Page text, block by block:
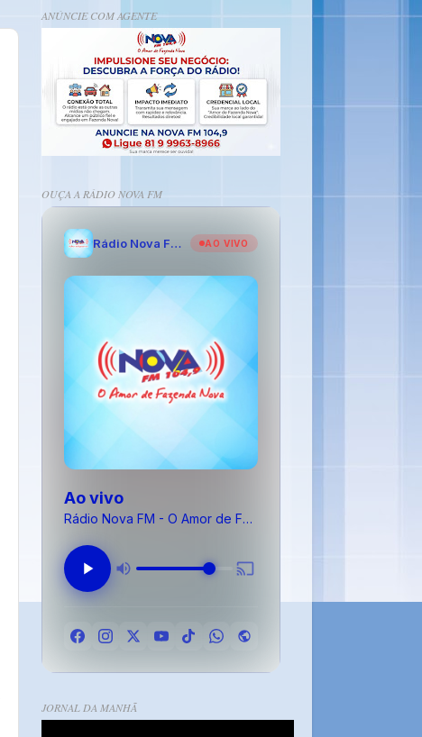
ANÚNCIE COM AGENTE
OUÇA A RÁDIO NOVA FM
Rádio Nova FM - O Amor de Fazenda Nova AO VIVO
Ao vivo
Rádio Nova FM - O Amor de Fazenda Nova
JORNAL DA MANHÃ